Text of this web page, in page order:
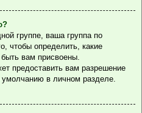
группе, ваша группа по
чтобы определить, какие
вам присвоены.
предоставить вам разрешение
в личном разделе.